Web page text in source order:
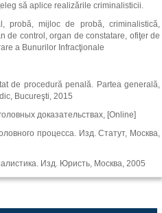
să aplice realizările criminalisticii.
probă, mijloc de probă, criminalistică,
de control, organ de constatare, ofiţer de
a Bunurilor Infracţionale
de procedură penală. Partea generală,
Bucureşti, 2015
доказательствах, [Online]
процесса. Изд. Статут, Москва,
Изд. Юристь, Москва, 2005